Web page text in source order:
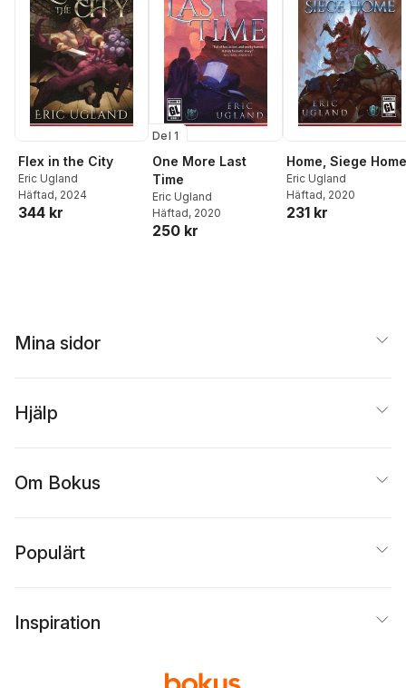
Flex in the City
Eric Ugland
Häftad, 2024
344 kr
Del 1
One More Last
Time
Eric Ugland
Häftad, 2020
250 kr
Home, Siege Home
Eric Ugland
Häftad, 2020
231 kr
Mina sidor
Hjälp
Om Bokus
Populärt
Inspiration